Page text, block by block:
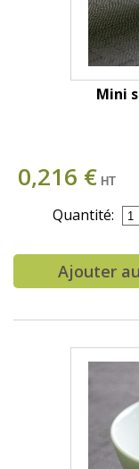
Mini
0,216 € HT
Quantité:
Ajouter